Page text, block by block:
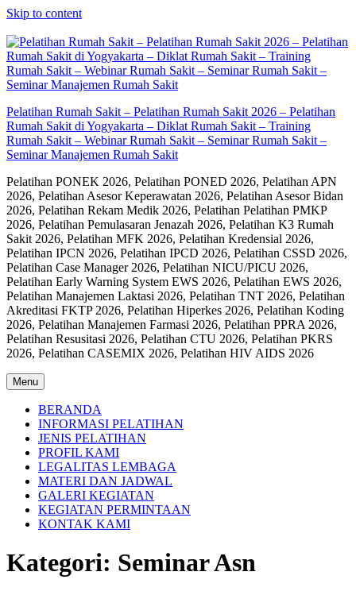
Skip to content
Pelatihan Rumah Sakit – Pelatihan Rumah Sakit 2026 – Pelatihan
Rumah Sakit di Yogyakarta – Diklat Rumah Sakit – Training
Rumah Sakit – Webinar Rumah Sakit – Seminar Rumah Sakit –
Seminar Manajemen Rumah Sakit
Pelatihan PONEK 2026, Pelatihan PONED 2026, Pelatihan APN
2026, Pelatihan Asesor Keperawatan 2026, Pelatihan Asesor Bidan
2026, Pelatihan Rekam Medik 2026, Pelatihan Pelatihan PMKP
2026, Pelatihan Pemulasaran Jenazah 2026, Pelatihan K3 Rumah
Sakit 2026, Pelatihan MFK 2026, Pelatihan Kredensial 2026,
Pelatihan IPCN 2026, Pelatihan IPCD 2026, Pelatihan CSSD 2026,
Pelatihan Case Manager 2026, Pelatihan NICU/PICU 2026,
Pelatihan Early Warning System EWS 2026, Pelatihan EWS 2026,
Pelatihan Manajemen Laktasi 2026, Pelatihan TNT 2026, Pelatihan
Akreditasi FKTP 2026, Pelatihan Hiperkes 2026, Pelatihan Koding
2026, Pelatihan Manajemen Farmasi 2026, Pelatihan PPRA 2026,
Pelatihan Resusitasi 2026, Pelatihan CTU 2026, Pelatihan PKRS
2026, Pelatihan CASEMIX 2026, Pelatihan HIV AIDS 2026
Menu
BERANDA
INFORMASI PELATIHAN
JENIS PELATIHAN
PROFIL KAMI
LEGALITAS LEMBAGA
MATERI DAN JADWAL
GALERI KEGIATAN
KEGIATAN PERMINTAAN
KONTAK KAMI
Kategori: Seminar Asn